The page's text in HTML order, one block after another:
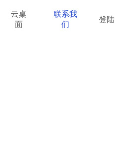
云桌
面
联系我
们
登陆